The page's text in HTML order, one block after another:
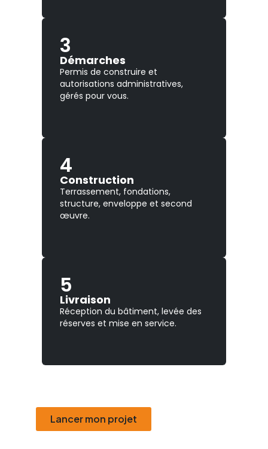
3
Démarches
Permis de construire et
autorisations administratives,
gérés pour vous.
4
Construction
Terrassement, fondations,
structure, enveloppe et second
œuvre.
5
Livraison
Réception du bâtiment, levée des
réserves et mise en service.
Lancer mon projet